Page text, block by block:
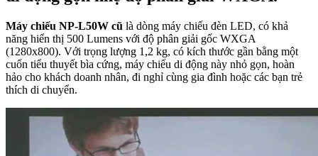
Máy chiếu NP-L50W cũ là dòng máy chiếu đèn LED, có khả
năng hiển thị 500 Lumens với độ phân giải gốc WXGA
(1280x800). Với trọng lượng 1,2 kg, có kích thước gần bằng một
cuốn tiểu thuyết bìa cứng, máy chiếu di động này nhỏ gọn, hoàn
hảo cho khách doanh nhân, đi nghỉ cùng gia đình hoặc các bạn trẻ
thích di chuyển.